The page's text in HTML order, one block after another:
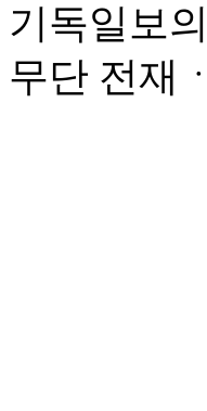
기독일보
무단 전재